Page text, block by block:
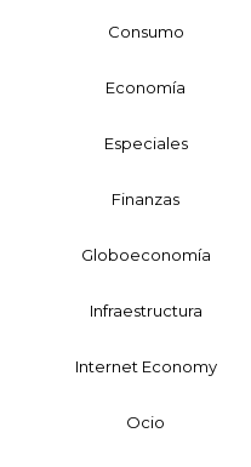
Consumo
Economía
Especiales
Finanzas
Globoeconomía
Infraestructura
Internet Economy
Ocio